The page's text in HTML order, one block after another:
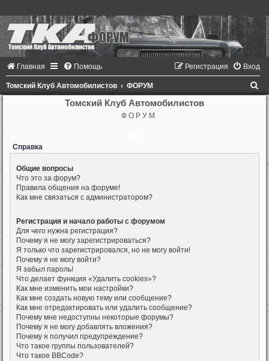
Главная Помощь Вход
Регистрация
Томский Клуб Автомобилистов ФОРУМ
Томский Клуб Автомобилистов
Ф О Р У М
Справка
Общие вопросы
Что это за форум?
Правила общения на форуме!
Как мне связаться с администратором?
Регистрация и начало работы с форумом
Для чего нужна регистрация?
Почему я не могу зарегистрироваться?
Я только что зарегистрировался, но не могу войти!
Почему я не могу войти?
Я забыл пароль!
Что делает функция «Удалить cookies»?
Как мне изменить мои настройки?
Как мне создать новую тему или сообщение?
Как мне отредактировать или удалить сообщение?
Почему мне недоступны некоторые форумы?
Почему я не могу добавлять вложения?
Почему я получил предупреждение?
Что такое группы пользователей?
Что такое BBCode?